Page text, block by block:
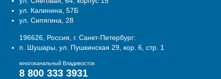
ул. Калинина, 57Б
ул. Сипягина, 28
196626, Россия, г. Санкт-Петербург:
п. Шушары, ул. Пушкинская 29, кор. 6, стр. 1
многоканальный Владивосток
8 800 333 3931